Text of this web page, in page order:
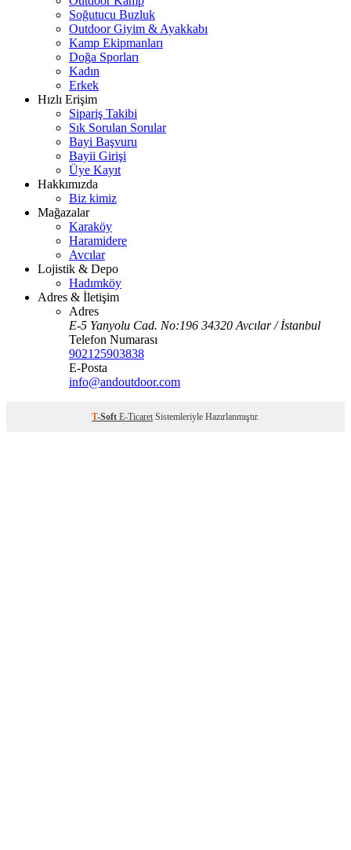
Soğutucu Buzluk
Outdoor Giyim & Ayakkabı
Kamp Ekipmanları
Doğa Sporları
Kadın
Erkek
Hızlı Erişim
Sipariş Takibi
Sık Sorulan Sorular
Bayi Başvuru
Bayii Girişi
Üye Kayıt
Hakkımızda
Biz kimiz
Mağazalar
Karaköy
Haramidere
Avcılar
Lojistik & Depo
Hadımköy
Adres & İletişim
Adres
E-5 Yanyolu Cad. No:196 34320 Avcılar / İstanbul
Telefon Numarası
902125903838
E-Posta
info@andoutdoor.com
T-Soft E-Ticaret Sistemleriyle Hazırlanmıştır.